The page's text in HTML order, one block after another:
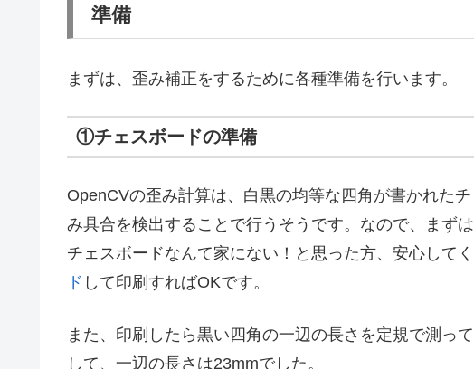
準備
まずは、歪み補正をするために各種準備を行います。
①チェスボードの準備
OpenCVの歪み計算は、白黒の均等な四角が書かれた
み具合を検出することで行うそうです。なので、まず
チェスボードなんて家にない！と思った方、安心してく
ド して印刷すればOKです。
また、印刷したら黒い四角の一辺の長さを定規で測っ
して、一辺の長さは23mmでした。